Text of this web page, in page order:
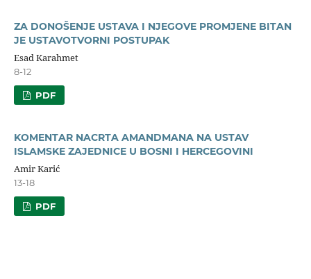
ZA DONOŠENJE USTAVA I NJEGOVE PROMJENE BITAN
JE USTAVOTVORNI POSTUPAK
Esad Karahmet
8-12
PDF
KOMENTAR NACRTA AMANDMANA NA USTAV
ISLAMSKE ZAJEDNICE U BOSNI I HERCEGOVINI
Amir Karić
13-18
PDF